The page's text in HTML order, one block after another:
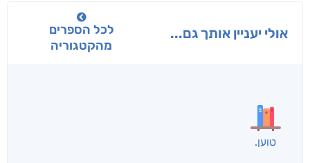
אולי יעניין אותך גם...
לכל הספרים
מהקטגוריה
טוען